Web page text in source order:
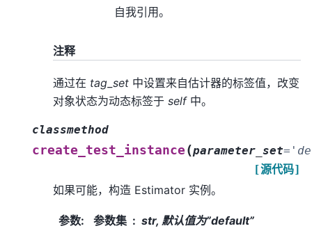
自我引用。
注释
通过在 tag_set 中设置来自估计器的标签值，改变
对象状态为动态标签于 self中。
classmethod
create_test_instance (parameter_set=
[源代码]
如果可能，构造 Estimator 实例。
参数: 参数集
str, 默认值为”default”